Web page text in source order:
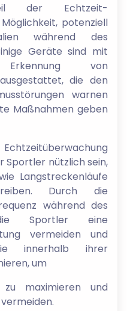
der Echtzeit-
potenziell
während des
Geräte sind mit
von
die den
warnen
Maßnahmen geben
Sportler nützlich sein,
Langstreckenläufe
Durch die
während des
Sportler eine
vermeiden und
innerhalb ihrer
um
zu maximieren und